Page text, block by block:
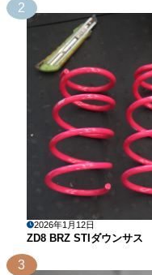
2
2026年1月12日
ZD8 BRZ STIダウンサス
3